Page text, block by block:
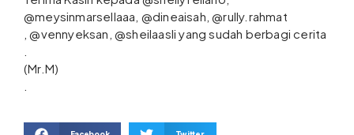
@meysinmarsellaaa, @dineaisah, @rully.rahmat
, @vennyeksan, @sheilaasli yang sudah berbagi cerita
(Mr.M)